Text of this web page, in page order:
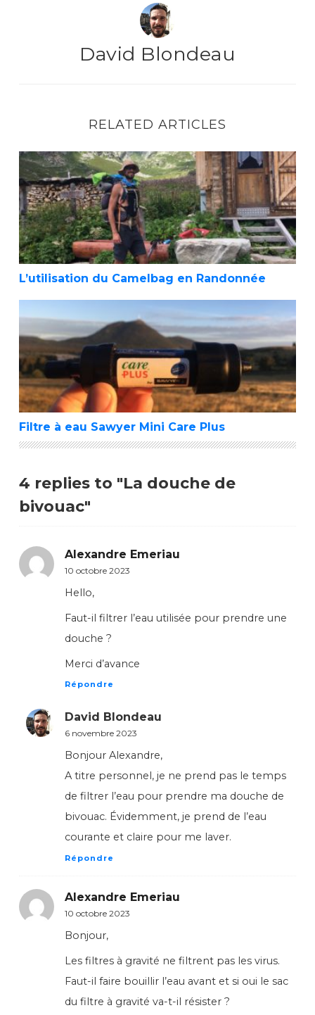
David Blondeau
RELATED ARTICLES
L’utilisation du Camelbag en Randonnée
L’utilisation du Camelbag en Randonnée
Filtre à eau Sawyer Mini Care Plus
Filtre à eau Sawyer Mini Care Plus
4 replies to "La douche de
bivouac"
Alexandre Emeriau
10 octobre 2023
Hello,
Faut-il filtrer l’eau utilisée pour prendre une
douche ?
Merci d’avance
Répondre
David Blondeau
6 novembre 2023
Bonjour Alexandre,
A titre personnel, je ne prend pas le temps
de filtrer l’eau pour prendre ma douche de
bivouac. Évidemment, je prend de l’eau
courante et claire pour me laver.
Répondre
Alexandre Emeriau
10 octobre 2023
Bonjour,
Les filtres à gravité ne filtrent pas les virus.
Faut-il faire bouillir l’eau avant et si oui le sac
du filtre à gravité va-t-il résister ?